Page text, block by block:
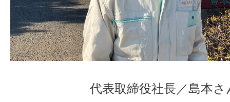
代表取締役社長／島本さ